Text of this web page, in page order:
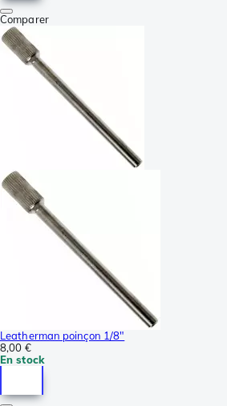
Comparer
Leatherman poinçon 1/8"
8,00 €
En stock